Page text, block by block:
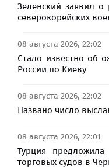
Зеленский заявил
северокорейских
08 августа 2026, 22:02
Стало известно об
России по Киеву
08 августа 2026, 22:02
Названо число
08 августа 2026, 22:01
Турция
торговых судов в